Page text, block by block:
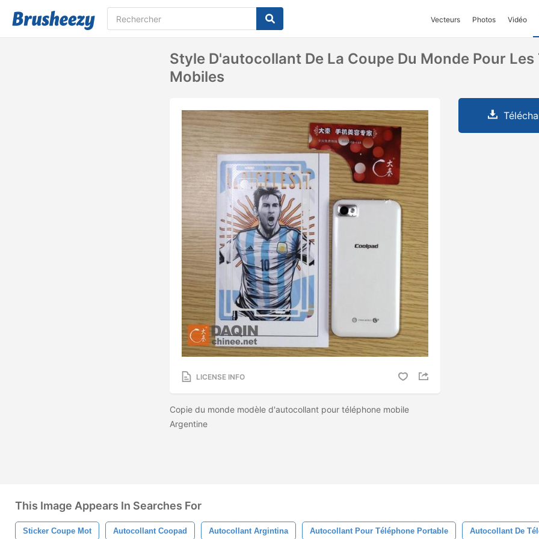
Vecteurs Photos Vidéo
Style D'autocollant De La Coupe Du Monde Pour Les
Mobiles
LICENSE INFO
Copie du monde modèle d'autocollant pour téléphone mobile
Argentine
This Image Appears In Searches For
Sticker Coupe Mot Autocollant Coopad Autocollant Argintina Autocollant Pour Téléphone Portable Autocollant De